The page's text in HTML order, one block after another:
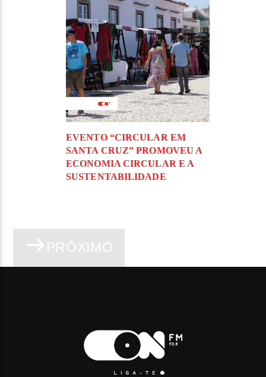
EVENTO “CIRCULAR EM
SANTA CRUZ” PROMOVEU A
ECONOMIA CIRCULAR E A
SUSTENTABILIDADE
PRÓXIMO